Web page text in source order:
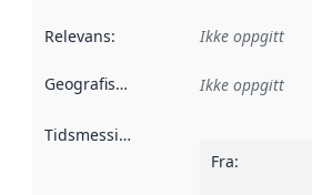
Relevans: Ikke oppgitt
Geografisk avgrensning :
Ikke oppgitt
Tidsmessig avgrensning
Fra: